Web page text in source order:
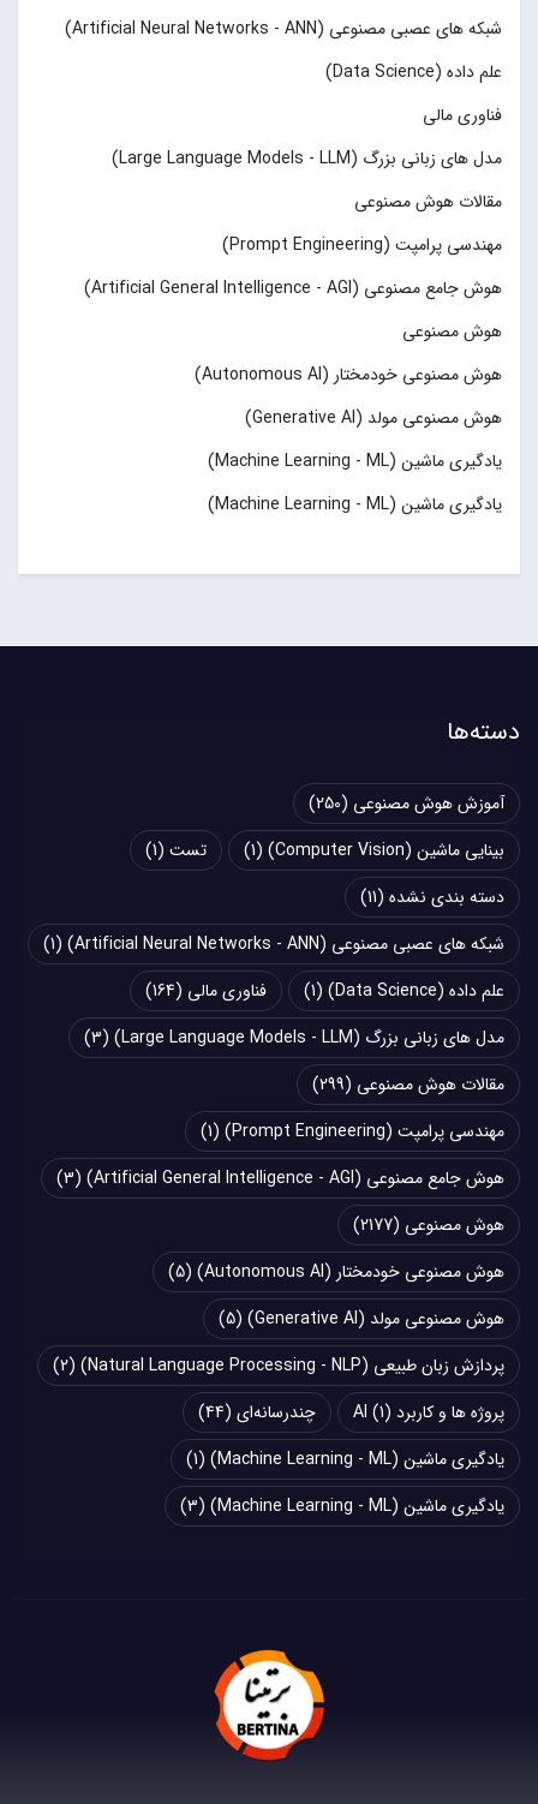
شبکه های عصبی مصنوعی (Artificial Neural Networks - ANN)
علم داده (Data Science)
فناوری مالی
مدل های زبانی بزرگ (Large Language Models - LLM)
مقالات هوش مصنوعی
مهندسی پرامپت (Prompt Engineering)
هوش جامع مصنوعی (Artificial General Intelligence - AGI)
هوش مصنوعی
هوش مصنوعی خودمختار (Autonomous AI)
هوش مصنوعی مولد (Generative AI)
یادگیری ماشین (Machine Learning - ML)
یادگیری ماشین (Machine Learning - ML)
دسته‌ها
آموزش هوش مصنوعی (250)
بینایی ماشین (Computer Vision)
(1) تست (1)
دسته بندی نشده (11)
شبکه های عصبی مصنوعی (Artificial Neural Networks - ANN)
(1)
علم داده (Data Science)
(1) فناوری مالی (164)
مدل های زبانی بزرگ (Large Language Models - LLM)
(3)
مقالات هوش مصنوعی (299)
مهندسی پرامپت (Prompt Engineering)
(1)
هوش جامع مصنوعی (Artificial General Intelligence - AGI)
(3)
هوش مصنوعی (2177)
هوش مصنوعی خودمختار (Autonomous AI)
(5)
هوش مصنوعی مولد (Generative AI)
(5)
پردازش زبان طبیعی (Natural Language Processing - NLP)
(2)
پروژه ها و کاربرد AI (1) چند‌‌رسانه‌ای (44)
یادگیری ماشین (Machine Learning - ML)
(1)
یادگیری ماشین (Machine Learning - ML)
(3)